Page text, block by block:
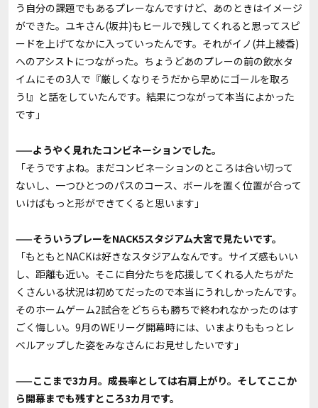
う自分の課題でもあるプレーなんですけど、あのときはイメージ
ができた。ユキさん(坂井)もヒールで残してくれると思ってスピ
ードを上げてなかに入っていったんです。それがイノ(井上綾香)
へのアシストにつながった。ちょうどあのプレーの前の飲水タ
イムにその3人で『厳しくなりそうだから早めにゴールを取ろ
う!』と話をしていたんです。結果につながって本当によかった
です」
——ようやく見れたコンビネーションでした。
「そうですよね。まだコンビネーションのところは合い切って
ないし、一つひとつのパスのコース、ボールを置く位置が合って
いけばもっと形ができてくると思います」
——そういうプレーをNACK5スタジアム大宮で見たいです。
「もともとNACKは好きなスタジアムなんです。サイズ感もいい
し、距離も近い。そこに自分たちを応援してくれる人たちがた
くさんいる状況は初めてだったので本当にうれしかったんです。
そのホームゲーム2試合をどちらも勝ちで終われなかったのはす
ごく悔しい。9月のWEリーグ開幕時には、いまよりももっとレ
ベルアップした姿をみなさんにお見せしたいです」
——ここまで3カ月。成長率としては右肩上がり。そしてここか
ら開幕までも残すところ3カ月です。